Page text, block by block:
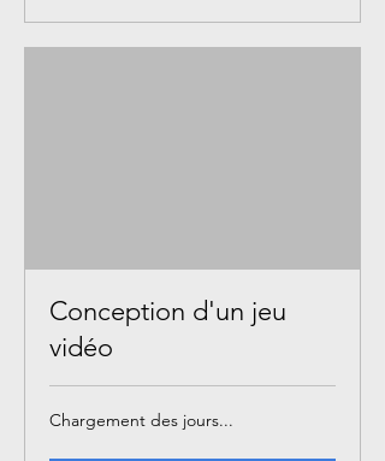
Conception d'un jeu
vidéo
Chargement des jours...